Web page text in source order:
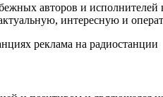
авторов и
интересную и